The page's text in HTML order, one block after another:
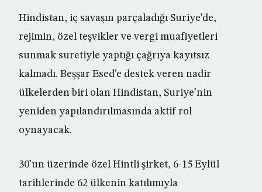
Hindistan, iç savaşın parçaladığı Suriye’de,
rejimin, özel teşvikler ve vergi muafiyetleri
sunmak suretiyle yaptığı çağrıya kayıtsız
kalmadı. Beşşar Esed’e destek veren nadir
ülkelerden biri olan Hindistan, Suriye’nin
yeniden yapılandırılmasında aktif rol
oynayacak.
30’un üzerinde özel Hintli şirket, 6-15 Eylül
tarihlerinde 62 ülkenin katılımıyla